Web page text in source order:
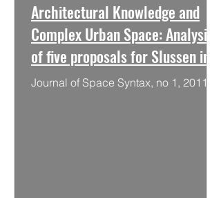
Architectural Knowledge and
Complex Urban Space: Analysis
of five proposals for Slussen in
Stockholm
Journal of Space Syntax, no 1, 2011.